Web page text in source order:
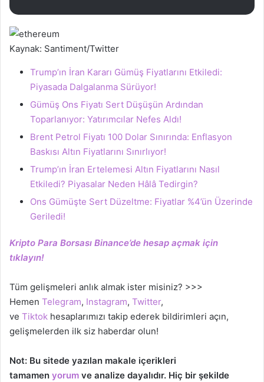
Kaynak: Santiment/Twitter
Trump’ın İran Kararı Gümüş Fiyatlarını Etkiledi:
Piyasada Dalgalanma Sürüyor!
Gümüş Ons Fiyatı Sert Düşüşün Ardından
Toparlanıyor: Yatırımcılar Nefes Aldı!
Brent Petrol Fiyatı 100 Dolar Sınırında: Enflasyon
Baskısı Altın Fiyatlarını Sınırlıyor!
Trump’ın İran Ertelemesi Altın Fiyatlarını Nasıl
Etkiledi? Piyasalar Neden Hâlâ Tedirgin?
Ons Gümüşte Sert Düzeltme: Fiyatlar %4’ün Üzerinde
Geriledi!
Kripto Para Borsası Binance’de hesap açmak için
tıklayın!
Tüm gelişmeleri anlık almak ister misiniz? >>>
Hemen Telegram, Instagram, Twitter,
ve Tiktok hesaplarımızı takip ederek bildirimleri açın,
gelişmelerden ilk siz haberdar olun!
Not: Bu sitede yazılan makale içerikleri
tamamen yorum ve analize dayalıdır. Hiç bir şekilde